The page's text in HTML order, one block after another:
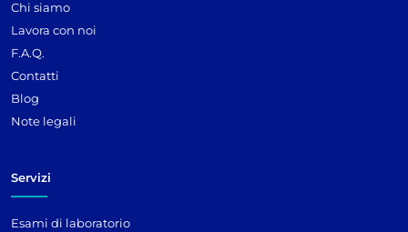
Chi siamo
Lavora con noi
F.A.Q.
Contatti
Blog
Note legali
Servizi
Esami di laboratorio